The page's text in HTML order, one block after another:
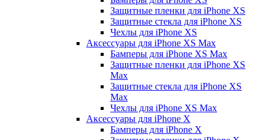
Защитные пленки для iPhone ХS
Защитные стекла для iPhone ХS
Чехлы для iPhone ХS
Аксессуары для iPhone ХS Max
Бамперы для iPhone XS Max
Защитные пленки для iPhone XS
Max
Защитные стекла для iPhone XS
Max
Чехлы для iPhone XS Max
Аксессуары для iPhone X
Бамперы для iPhone X